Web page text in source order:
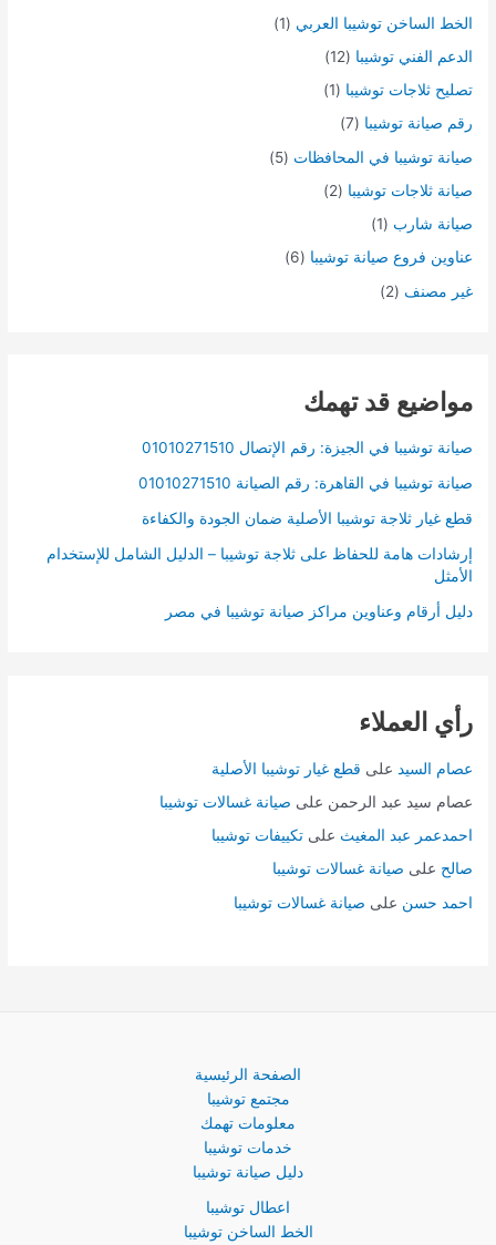
الخط الساخن توشيبا العربي (1)
الدعم الفني توشيبا (12)
تصليح ثلاجات توشيبا (1)
رقم صيانة توشيبا (7)
صيانة توشيبا في المحافظات (5)
صيانة ثلاجات توشيبا (2)
صيانة شارب (1)
عناوين فروع صيانة توشيبا (6)
غير مصنف (2)
مواضيع قد تهمك
صيانة توشيبا في الجيزة: رقم الإتصال 01010271510
صيانة توشيبا في القاهرة: رقم الصيانة 01010271510
قطع غيار ثلاجة توشيبا الأصلية ضمان الجودة والكفاءة
إرشادات هامة للحفاظ على ثلاجة توشيبا – الدليل الشامل للإستخدام
الأمثل
دليل أرقام وعناوين مراكز صيانة توشيبا في مصر
رأي العملاء
عصام السيد على قطع غيار توشيبا الأصلية
عصام سيد عبد الرحمن على صيانة غسالات توشيبا
احمدعمر عبد المغيث علىتكييفات توشيبا
صالح على صيانة غسالات توشيبا
احمد حسن على صيانة غسالات توشيبا
الصفحة الرئيسية
مجتمع توشيبا
معلومات تهمك
خدمات توشيبا
دليل صيانة توشيبا
اعطال توشيبا
الخط الساخن توشيبا